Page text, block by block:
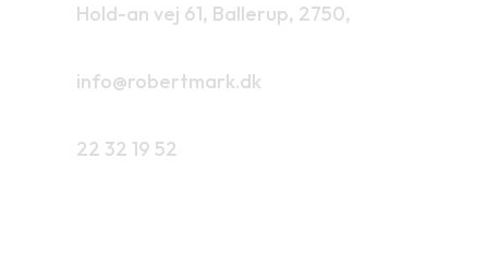
Hold-an vej 61, Ballerup, 2750,
info@robertmark.dk
22 32 19 52